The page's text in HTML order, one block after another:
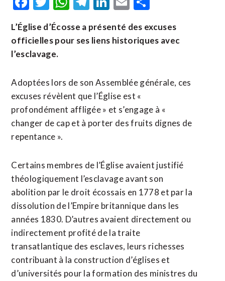
L’Église d’Écosse a présenté des excuses
officielles pour ses liens historiques avec
l’esclavage.
Adoptées lors de son Assemblée générale, ces
excuses révèlent que l’Église est «
profondément affligée » et s’engage à «
changer de cap et à porter des fruits dignes de
repentance ».
Certains membres de l’Église avaient justifié
théologiquement l’esclavage avant son
abolition par le droit écossais en 1778 et par la
dissolution de l’Empire britannique dans les
années 1830. D’autres avaient directement ou
indirectement profité de la traite
transatlantique des esclaves, leurs richesses
contribuant à la construction d’églises et
d’universités pour la formation des ministres du